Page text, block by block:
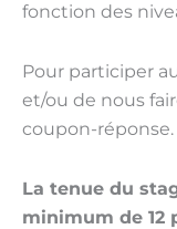
fonction des
Pour participer
et/ou de nous
coupon-réponse.
La tenue du
minimum de 12